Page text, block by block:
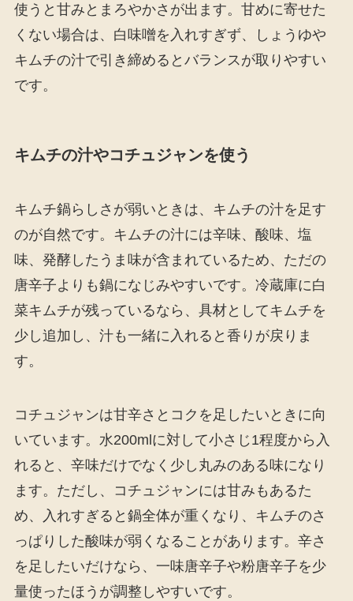
使うと甘みとまろやかさが出ます。甘めに寄せた
くない場合は、白味噌を入れすぎず、しょうゆや
キムチの汁で引き締めるとバランスが取りやすい
です。
キムチの汁やコチュジャンを使う
キムチ鍋らしさが弱いときは、キムチの汁を足す
のが自然です。キムチの汁には辛味、酸味、塩
味、発酵したうま味が含まれているため、ただの
唐辛子よりも鍋になじみやすいです。冷蔵庫に白
菜キムチが残っているなら、具材としてキムチを
少し追加し、汁も一緒に入れると香りが戻りま
す。
コチュジャンは甘辛さとコクを足したいときに向
いています。水200mlに対して小さじ1程度から入
れると、辛味だけでなく少し丸みのある味になり
ます。ただし、コチュジャンには甘みもあるた
め、入れすぎると鍋全体が重くなり、キムチのさ
っぱりした酸味が弱くなることがあります。辛さ
を足したいだけなら、一味唐辛子や粉唐辛子を少
量使ったほうが調整しやすいです。